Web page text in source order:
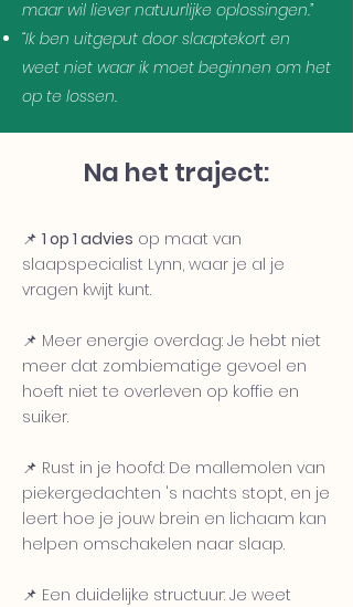
maar wil liever natuurlijke oplossingen.”
“Ik ben uitgeput door slaaptekort en
weet niet waar ik moet beginnen om het
op te lossen.
Na het traject:
📌 1 op 1 advies op maat van
slaapspecialist Lynn, waar je al je
vragen kwijt kunt.
📌 Meer energie overdag: Je hebt niet
meer dat zombiematige gevoel en
hoeft niet te overleven op koffie en
suiker.
📌 Rust in je hoofd: De mallemolen van
piekergedachten 's nachts stopt, en je
leert hoe je jouw brein en lichaam kan
helpen omschakelen naar slaap.
📌 Een duidelijke structuur: Je weet